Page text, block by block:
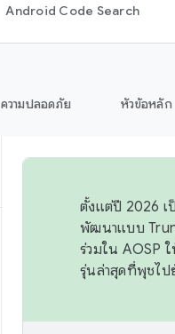
Android Code Search
ความปลอดภัย หัวข้อหลัก
ตั้งแต่ปี 2026 เ
พัฒนาแบบ
ร่วมใน AOSP
รุ่นล่าสุดที่พุชไป